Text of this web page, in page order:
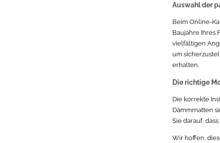
Auswahl der
Beim Online-
Baujahre Ihres
vielfältigen
um
erhalten.
Die richtige
Die korrekte
Dämmmatten
Sie darauf,
Wir hoffen,